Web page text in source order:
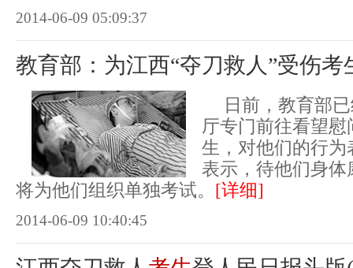
2014-06-09 05:09:37
教育部：为江西“夺刀救人”受伤
日前，教育部
厅专门前往看望
生，对他们的行
表示，待他们身
将为他们组织单独考试。 [详细]
2014-06-09 10:40:45